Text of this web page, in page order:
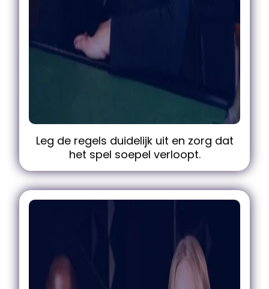
Leg de regels duidelijk uit en zorg dat
het spel soepel verloopt.